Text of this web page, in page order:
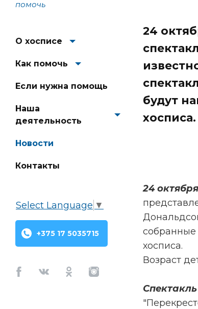
помочь
О хосписе
Как помочь
Если нужна помощь
Наша
деятельность
Новости
Контакты
Select Language ▼
+375 17 5035715
FacebookVkontakteOdnoklassnikiInstagram
24
будут
хосписа.
24
собранные
хосписа.
Возраст